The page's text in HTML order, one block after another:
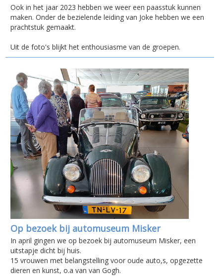
Ook in het jaar 2023 hebben we weer een paasstuk kunnen
maken. Onder de bezielende leiding van Joke hebben we een
prachtstuk gemaakt.
Uit de foto's blijkt het enthousiasme van de groepen.
Op bezoek bij automuseum Misker
In april gingen we op bezoek bij automuseum Misker, een
uitstapje dicht bij huis.
15 vrouwen met belangstelling voor oude auto,s, opgezette
dieren en kunst, o.a van van Gogh.